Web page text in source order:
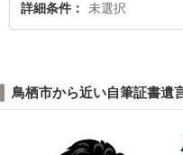
詳細条件 未選択
鳥栖市から近い自筆証書遺